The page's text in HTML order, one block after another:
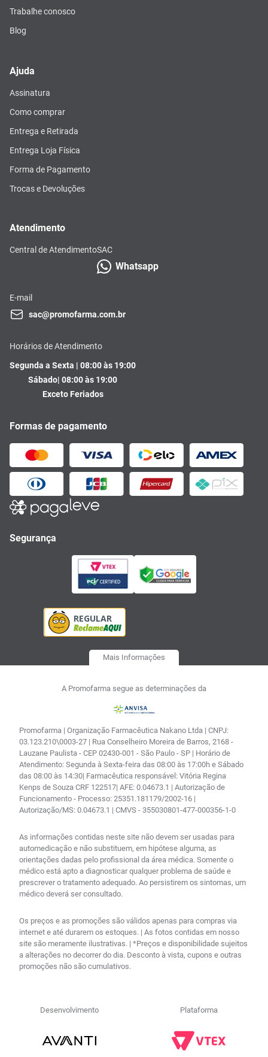
Trabalhe conosco
Blog
Ajuda
Assinatura
Como comprar
Entrega e Retirada
Entrega Loja Física
Forma de Pagamento
Trocas e Devoluções
Atendimento
Central de AtendimentoSAC
Whatsapp
E-mail
sac@promofarma.com.br
Horários de Atendimento
Segunda a Sexta | 08:00 às 19:00
Sábado| 08:00 às 19:00
Exceto Feriados
Formas de pagamento
Segurança
Mais Informações
A Promofarma segue as determinações da
Promofarma | Organização Farmacêutica Nakano Ltda | CNPJ:
03.123.210\0003-27 | Rua Conselheiro Moreira de Barros, 2168 -
Lauzane Paulista - CEP 02430-001 - São Paulo - SP | Horário de
Atendimento: Segunda à Sexta-feira das 08:00 às 17:00h e Sábado
das 08:00 às 14:30| Farmacêutica responsável: Vitória Regina
Kenps de Souza CRF 122517| AFE: 0.04673.1 | Autorização de
Funcionamento - Processo: 25351.181179/2002-16 |
Autorização/MS: 0.04673.1 | CMVS - 355030801-477-000356-1-0
As informações contidas neste site não devem ser usadas para
automedicação e não substituem, em hipótese alguma, as
orientações dadas pelo profissional da área médica. Somente o
médico está apto a diagnosticar qualquer problema de saúde e
prescrever o tratamento adequado. Ao persistirem os sintomas, um
médico deverá ser consultado.
Os preços e as promoções são válidos apenas para compras via
internet e até durarem os estoques. | As fotos contidas em nosso
site são meramente ilustrativas. | *Preços e disponibilidade sujeitos
a alterações no decorrer do dia. Desconto à vista, cupons e outras
promoções não são cumulativos.
Desenvolvimento Plataforma